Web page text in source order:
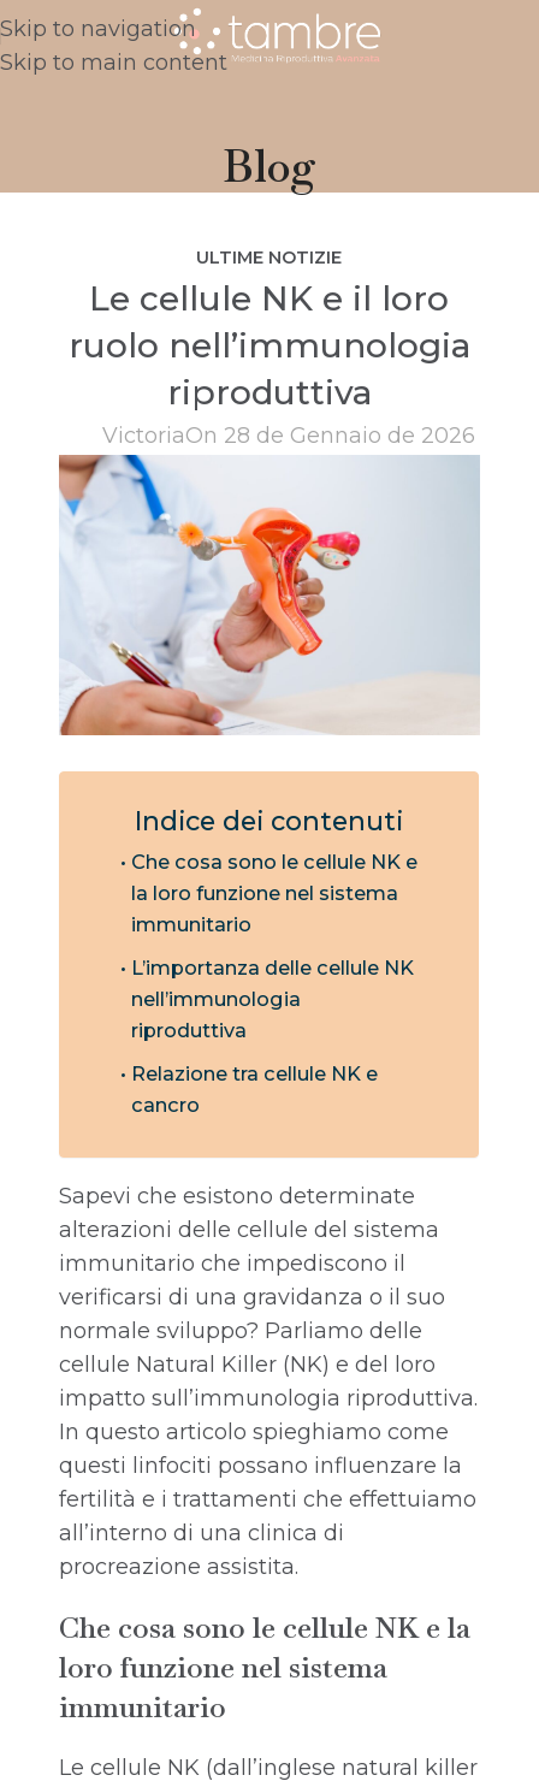
Skip to navigation
Skip to main content
Blog
ULTIME NOTIZIE
Le cellule NK e il loro
ruolo nell’immunologia
riproduttiva
VictoriaOn 28 de Gennaio de 2026
Indice dei contenuti
Che cosa sono le cellule NK e
la loro funzione nel sistema
immunitario
L’importanza delle cellule NK
nell’immunologia
riproduttiva
Relazione tra cellule NK e
cancro
Sapevi che esistono determinate
alterazioni delle cellule del sistema
immunitario che impediscono il
verificarsi di una gravidanza o il suo
normale sviluppo? Parliamo delle
cellule Natural Killer (NK) e del loro
impatto sull’immunologia riproduttiva.
In questo articolo spieghiamo come
questi linfociti possano influenzare la
fertilità e i trattamenti che effettuiamo
all’interno di una clinica di
procreazione assistita.
Che cosa sono le cellule NK e la
loro funzione nel sistema
immunitario
Le cellule NK (dall’inglese natural killer